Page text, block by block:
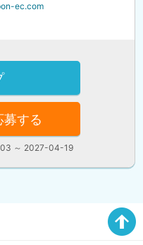
ec.com
募する
～ 2027-04-19